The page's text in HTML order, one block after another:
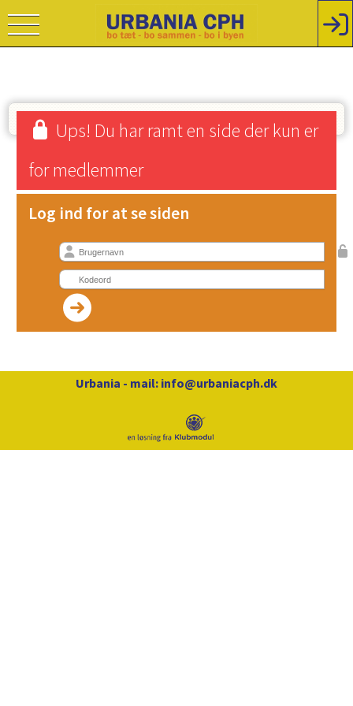
Ups! Du har ramt en side der kun er
for medlemmer
Log ind for at se siden
Urbania - mail: info@urbaniacph.dk